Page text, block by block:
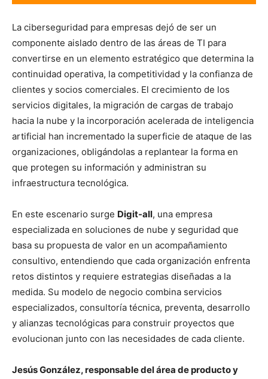
La ciberseguridad para empresas dejó de ser un
componente aislado dentro de las áreas de TI para
convertirse en un elemento estratégico que determina la
continuidad operativa, la competitividad y la confianza de
clientes y socios comerciales. El crecimiento de los
servicios digitales, la migración de cargas de trabajo
hacia la nube y la incorporación acelerada de inteligencia
artificial han incrementado la superficie de ataque de las
organizaciones, obligándolas a replantear la forma en
que protegen su información y administran su
infraestructura tecnológica.
En este escenario surge Digit-all, una empresa
especializada en soluciones de nube y seguridad que
basa su propuesta de valor en un acompañamiento
consultivo, entendiendo que cada organización enfrenta
retos distintos y requiere estrategias diseñadas a la
medida. Su modelo de negocio combina servicios
especializados, consultoría técnica, preventa, desarrollo
y alianzas tecnológicas para construir proyectos que
evolucionan junto con las necesidades de cada cliente.
Jesús González, responsable del área de producto y